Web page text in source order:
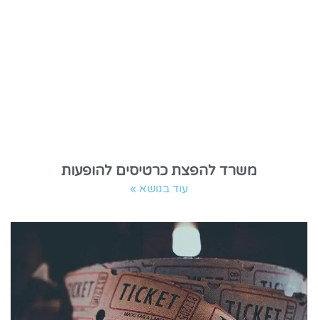
משרד להפצת כרטיסים להופעות
עוד בנושא »